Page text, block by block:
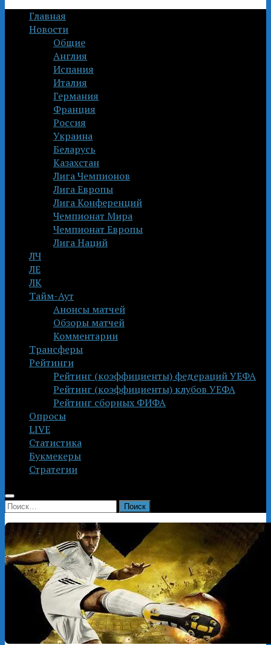
Главная
Новости
Общие
Англия
Испания
Италия
Германия
Франция
Россия
Украина
Беларусь
Казахстан
Лига Чемпионов
Лига Европы
Лига Конференций
Чемпионат Мира
Чемпионат Европы
Лига Наций
ЛЧ
ЛЕ
ЛК
Тайм-Аут
Анонсы матчей
Обзоры матчей
Комментарии
Трансферы
Рейтинги
Рейтинг (коэффициенты) федераций УЕФА
Рейтинг (коэффициенты) клубов УЕФА
Рейтинг сборных ФИФА
Опросы
LIVE
Статистика
Букмекеры
Стратегии
Найти: